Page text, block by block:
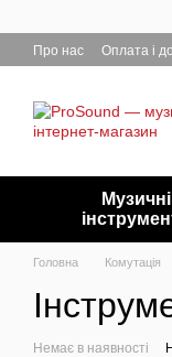
Про нас Оплата і
Музичні
Головна Комутація
Немає в наявності